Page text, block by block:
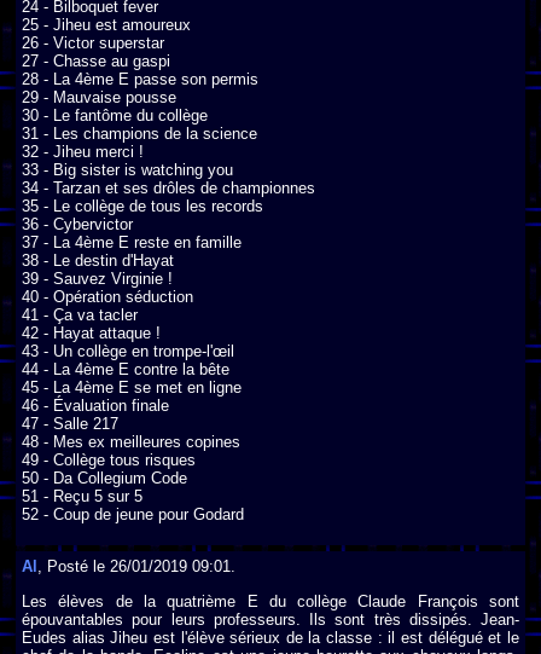
24 - Bilboquet fever
25 - Jiheu est amoureux
26 - Victor superstar
27 - Chasse au gaspi
28 - La 4ème E passe son permis
29 - Mauvaise pousse
30 - Le fantôme du collège
31 - Les champions de la science
32 - Jiheu merci !
33 - Big sister is watching you
34 - Tarzan et ses drôles de championnes
35 - Le collège de tous les records
36 - Cybervictor
37 - La 4ème E reste en famille
38 - Le destin d'Hayat
39 - Sauvez Virginie !
40 - Opération séduction
41 - Ça va tacler
42 - Hayat attaque !
43 - Un collège en trompe-l'œil
44 - La 4ème E contre la bête
45 - La 4ème E se met en ligne
46 - Évaluation finale
47 - Salle 217
48 - Mes ex meilleures copines
49 - Collège tous risques
50 - Da Collegium Code
51 - Reçu 5 sur 5
52 - Coup de jeune pour Godard
Al , Posté le 26/01/2019 09:01.
Les élèves de la quatrième E du collège Claude François sont
épouvantables pour leurs professeurs. Ils sont très dissipés. Jean-
Eudes alias Jiheu est l'élève sérieux de la classe : il est délégué et le